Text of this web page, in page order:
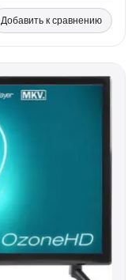
Добавить к сравнению